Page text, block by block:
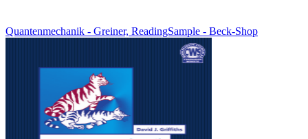
Quantenmechanik - Greiner, ReadingSample - Beck-Shop